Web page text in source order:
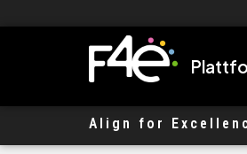
Wir haben $1M Investment erhalten,
Align for